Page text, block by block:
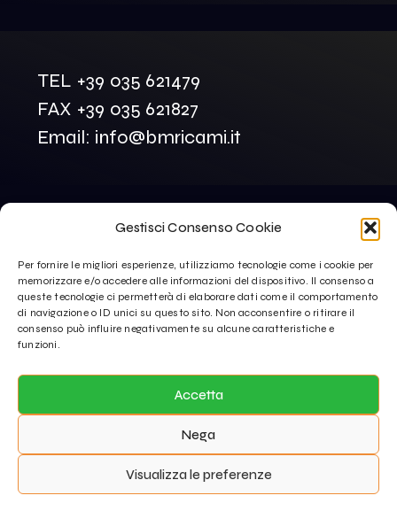
Gestisci Consenso Cookie
Per fornire le migliori esperienze, utilizziamo tecnologie come i cookie per
memorizzare e/o accedere alle informazioni del dispositivo. Il consenso a
queste tecnologie ci permetterà di elaborare dati come il comportamento
di navigazione o ID unici su questo sito. Non acconsentire o ritirare il
consenso può influire negativamente su alcune caratteristiche e
funzioni.
Accetta
Nega
Visualizza le preferenze
TEL +39 035 621479
FAX +39 035 621827
Email: info@bmricami.it
Copyright © 2024 B.M RICAMI S.r.l. . All rights reserved. Crafted
byAlessio Capotondi